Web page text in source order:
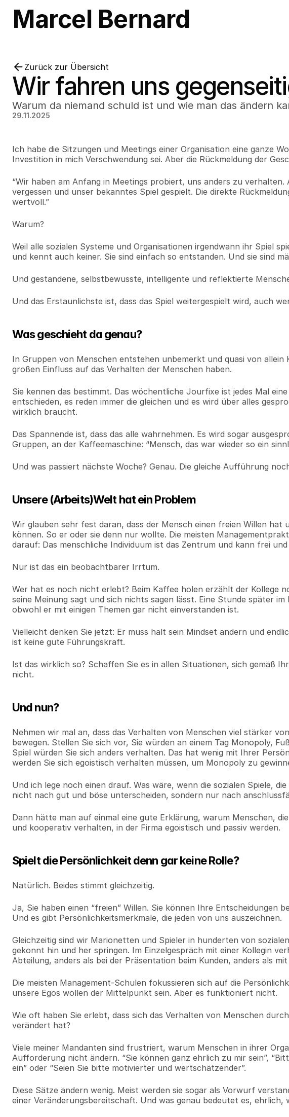
Marcel Bernard
Zurück zur Übersicht
Wir fahren uns
Warum da niemand schuld ist und wie man das ändern
29.11.2025
Ich habe die Sitzungen und Meetings einer Organisation eine ganze
Investition in mich Verschwendung sei. Aber die Rückmeldung der
“Wir haben am Anfang in Meetings probiert, uns anders zu
vergessen und unser bekanntes Spiel gespielt. Die direkte
wertvoll.”
Warum?
Weil alle sozialen Systeme und Organisationen irgendwann ihr Spiel
und kennt auch keiner. Sie sind einfach so entstanden. Und sie sind
Und gestandene, selbstbewusste, intelligente und reflektierte
Und das Erstaunlichste ist, dass das Spiel weitergespielt wird, auch
Was geschieht da genau?
In Gruppen von Menschen entstehen unbemerkt und quasi von
großen Einfluss auf das Verhalten der Menschen haben.
Sie kennen das bestimmt. Das wöchentliche Jourfixe ist jedes Mal
entschieden, es reden immer die gleichen und es wird über alles
wirklich braucht.
Das Spannende ist, dass das alle wahrnehmen. Es wird sogar
Gruppen, an der Kaffeemaschine: “Mensch, das war wieder so ein
Und was passiert nächste Woche? Genau. Die gleiche Aufführung
Unsere (Arbeits)Welt hat ein Problem
Wir glauben sehr fest daran, dass der Mensch einen freien Willen hat
können. So er oder sie denn nur wollte. Die meisten
darauf: Das menschliche Individuum ist das Zentrum und kann frei
Nur ist das ein beobachtbarer Irrtum.
Wer hat es noch nicht erlebt? Beim Kaffee holen erzählt der Kollege
seine Meinung sagt und sich nichts sagen lässt. Eine Stunde später
obwohl er mit einigen Themen gar nicht einverstanden ist.
Vielleicht denken Sie jetzt: Er muss halt sein Mindset ändern und
ist keine gute Führungskraft.
Ist das wirklich so? Schaffen Sie es in allen Situationen, sich gemäß
nicht.
Und nun?
Nehmen wir mal an, dass das Verhalten von Menschen viel stärker
bewegen. Stellen Sie sich vor, Sie würden an einem Tag Monopoly,
Spiel würden Sie sich anders verhalten. Das hat wenig mit Ihrer
werden Sie sich egoistisch verhalten müssen, um Monopoly zu
Und ich lege noch einen drauf. Was wäre, wenn die sozialen Spiele,
nicht nach gut und böse unterscheiden, sondern nur nach
Dann hätte man auf einmal eine gute Erklärung, warum Menschen,
und kooperativ verhalten, in der Firma egoistisch und passiv werden.
Spielt die Persönlichkeit denn gar keine Rolle?
Natürlich. Beides stimmt gleichzeitig.
Ja, Sie haben einen “freien” Willen. Sie können Ihre Entscheidungen
Und es gibt Persönlichkeitsmerkmale, die jeden von uns auszeichnen.
Gleichzeitig sind wir Marionetten und Spieler in hunderten von
gekonnt hin und her springen. Im Einzelgespräch mit einer Kollegin
Abteilung, anders als bei der Präsentation beim Kunden, anders als
Die meisten Management-Schulen fokussieren sich auf die
unsere Egos wollen der Mittelpunkt sein. Aber es funktioniert nicht.
Wie oft haben Sie erlebt, dass sich das Verhalten von Menschen
verändert hat?
Viele meiner Mandanten sind frustriert, warum Menschen in ihrer
Aufforderung nicht ändern. “Sie können ganz ehrlich zu mir sein”,
ein” oder “Seien Sie bitte motivierter und wertschätzender”.
Diese Sätze ändern wenig. Meist werden sie sogar als Vorwurf
einer Veränderungsbereitschaft. Und was genau bedeutet es,